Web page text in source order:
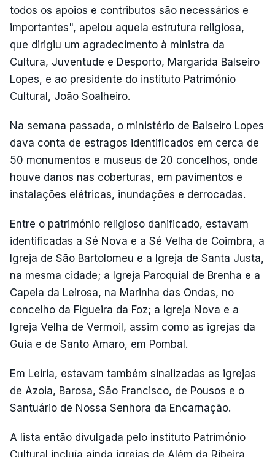
todos os apoios e contributos são necessários e
importantes", apelou aquela estrutura religiosa,
que dirigiu um agradecimento à ministra da
Cultura, Juventude e Desporto, Margarida Balseiro
Lopes, e ao presidente do instituto Património
Cultural, João Soalheiro.
Na semana passada, o ministério de Balseiro Lopes
dava conta de estragos identificados em cerca de
50 monumentos e museus de 20 concelhos, onde
houve danos nas coberturas, em pavimentos e
instalações elétricas, inundações e derrocadas.
Entre o património religioso danificado, estavam
identificadas a Sé Nova e a Sé Velha de Coimbra, a
Igreja de São Bartolomeu e a Igreja de Santa Justa,
na mesma cidade; a Igreja Paroquial de Brenha e a
Capela da Leirosa, na Marinha das Ondas, no
concelho da Figueira da Foz; a Igreja Nova e a
Igreja Velha de Vermoil, assim como as igrejas da
Guia e de Santo Amaro, em Pombal.
Em Leiria, estavam também sinalizadas as igrejas
de Azoia, Barosa, São Francisco, de Pousos e o
Santuário de Nossa Senhora da Encarnação.
A lista então divulgada pelo instituto Património
Cultural incluía ainda igrejas de Além da Ribeira,